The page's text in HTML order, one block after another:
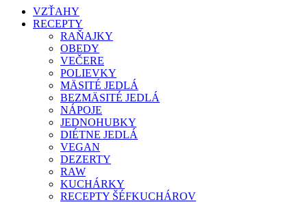
VZŤAHY
RECEPTY
RAŇAJKY
OBEDY
VEČERE
POLIEVKY
MÄSITÉ JEDLÁ
BEZMÄSITÉ JEDLÁ
NÁPOJE
JEDNOHUBKY
DIÉTNE JEDLÁ
VEGAN
DEZERTY
RAW
KUCHÁRKY
RECEPTY ŠÉFKUCHÁROV